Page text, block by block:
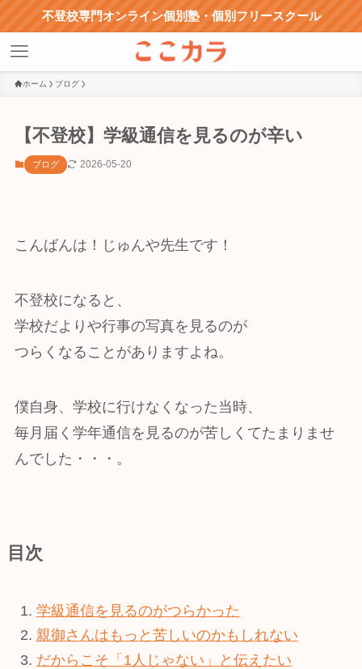
不登校専門オンライン個別塾・個別フリースクール
ホーム ブログ
【不登校】学級通信を見るのが辛い
ブログ 2026-05-20
こんばんは！じゅんや先生です！
不登校になると、
学校だよりや行事の写真を見るのが
つらくなることがありますよね。
僕自身、学校に行けなくなった当時、
毎月届く学年通信を見るのが苦しくてたまりませ
んでした・・・。
目次
学級通信を見るのがつらかった
親御さんはもっと苦しいのかもしれない
だからこそ「1人じゃない」と伝えたい